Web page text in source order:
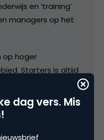
en ’training’
managers op het
op hoger
Starters is altijd
deed dat ook jaren
Intermediair had
interessante de
dag vers. Mis